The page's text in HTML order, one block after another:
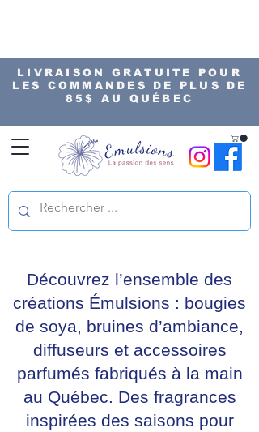
LIVRAISON GRATUITE POUR
LES COMMANDES DE PLUS DE
85$ AU QUÉBEC
Découvrez l’ensemble des
créations Émulsions : bougies
de soya, bruines d’ambiance,
diffuseurs et accessoires
parfumés fabriqués à la main
au Québec. Des fragrances
inspirées des saisons pour